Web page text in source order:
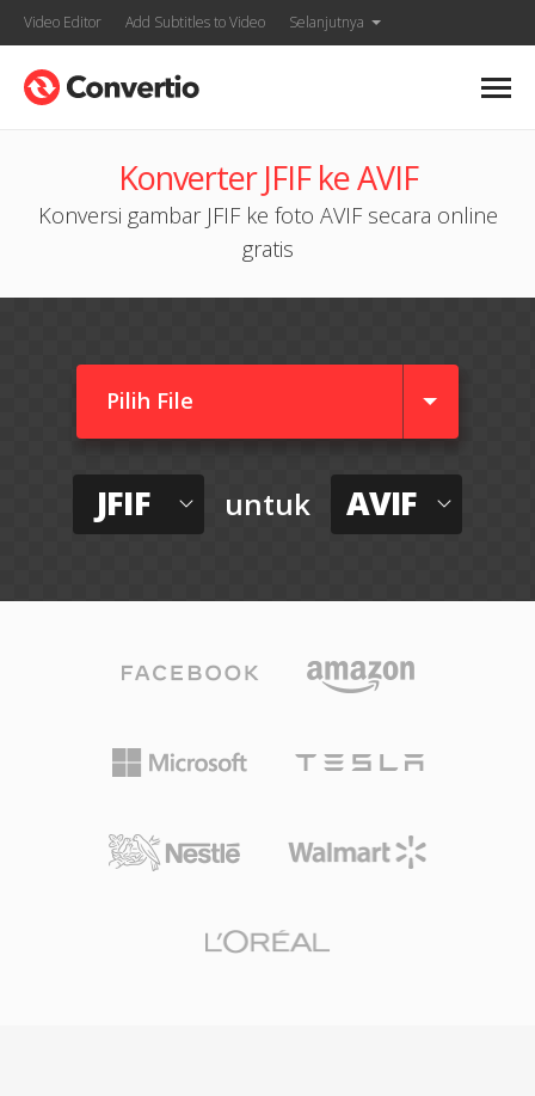
Video Editor Add Subtitles to Video Selanjutnya
Konverter JFIF ke AVIF
Konversi gambar JFIF ke foto AVIF secara online
gratis
Pilih File
JFIF untuk AVIF